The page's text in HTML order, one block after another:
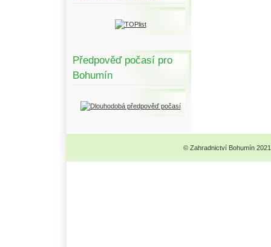
Předpověď počasí pro
Bohumín
© Zahradnictví Bohumín